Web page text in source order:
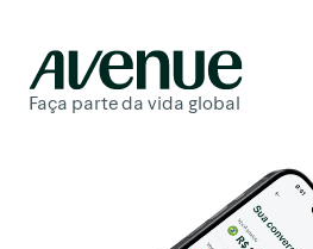
Faça parte da vida global